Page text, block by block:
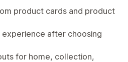
product cards and product
after choosing
for home, collection,